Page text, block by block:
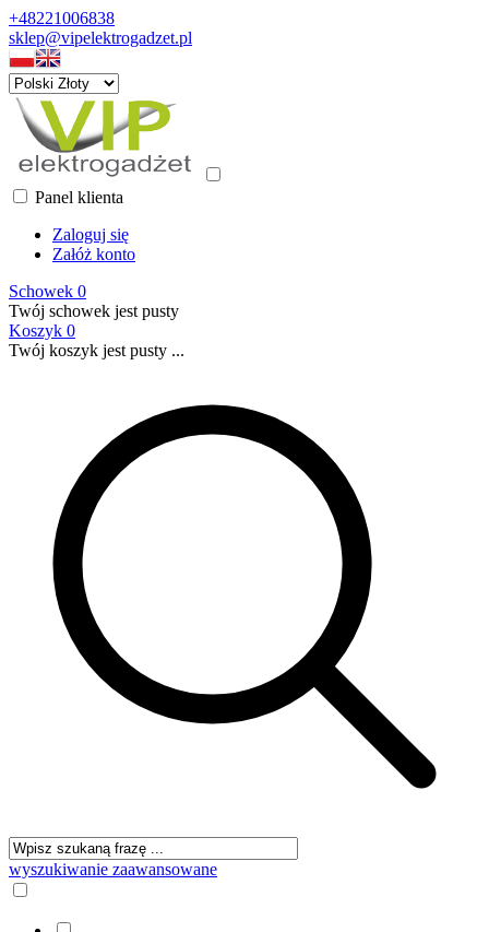
+48221006838
sklep@vipelektrogadzet.pl
Panel klienta
Zaloguj się
Załóż konto
Schowek 0
Twój schowek jest pusty
Koszyk 0
Twój koszyk jest pusty ...
wyszukiwanie zaawansowane